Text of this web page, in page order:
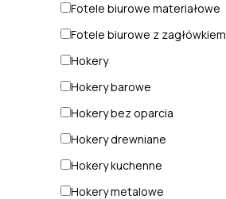
Fotele biurowe materiałowe
Fotele biurowe z zagłówkiem
Hokery
Hokery barowe
Hokery bez oparcia
Hokery drewniane
Hokery kuchenne
Hokery metalowe